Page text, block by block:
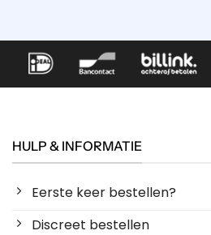
HULP & INFORMATIE
Eerste keer bestellen?
Discreet bestellen